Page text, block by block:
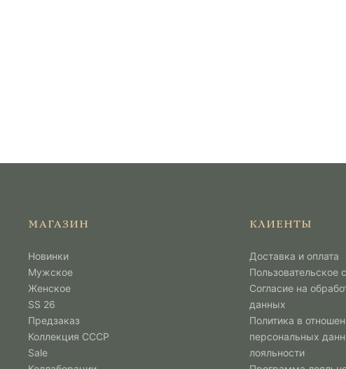
МАГАЗИН
Новинки
Мужcкое
Женское
SS 26
Предзаказ
Коллекция СССР
Sale
КЛИЕНТЫ
Доставка и оплата
Пользовательское
Согласие на
данных
Политика в
персональных
лояльности